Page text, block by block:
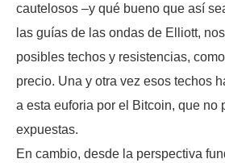
cautelosos –y qué bueno que así
las guías de las ondas de Elliott,
posibles techos y resistencias,
precio. Una y otra vez esos techos
a esta euforia por el Bitcoin, que no
expuestas.
En cambio, desde la perspectiva